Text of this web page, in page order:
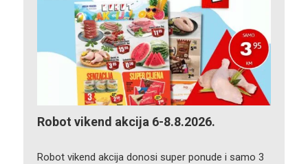
Robot vikend akcija 6-8.8.2026.
Robot vikend akcija donosi super ponude i samo 3